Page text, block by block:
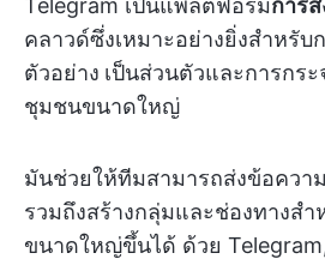
คลาวด์ซึ่งเหมาะอย่างยิ่งสำหรั
ตัวอย่าง เป็นส่วนตัวและการกร
ชุมชนขนาดใหญ่
มันช่วยให้ทีมสามารถส่งข้อควา
รวมถึงสร้างกลุ่มและช่องทางสำ
ขนาดใหญ่ขึ้นได้ ด้วย